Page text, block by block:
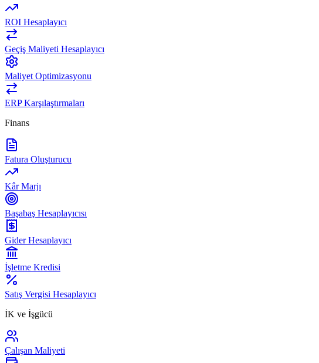
ROI Hesaplayıcı
Geçiş Maliyeti Hesaplayıcı
Maliyet Optimizasyonu
ERP Karşılaştırmaları
Finans
Fatura Oluşturucu
Kâr Marjı
Başabaş Hesaplayıcısı
Gider Hesaplayıcı
İşletme Kredisi
Satış Vergisi Hesaplayıcı
İK ve İşgücü
Çalışan Maliyeti